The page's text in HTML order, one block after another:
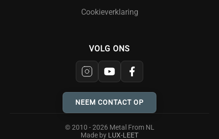
Cookieverklaring
VOLG ONS
NEEM CONTACT OP
© 2010 - 2026 Metal From NL
Made by LUX-LEET